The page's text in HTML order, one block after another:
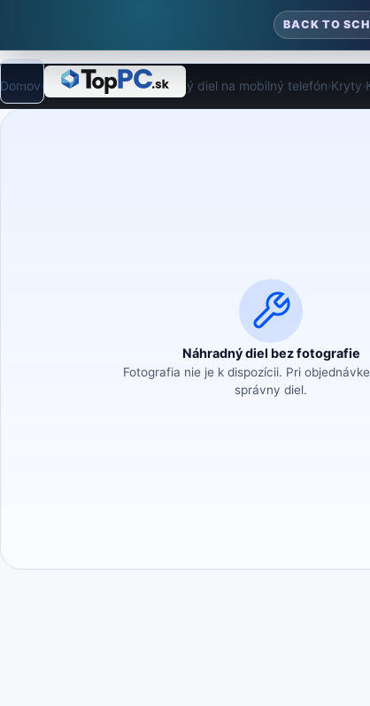
BACK TO
Režim
Domov› Náhradné diely ›Náhradný diel na mobilný telefón›Kryty›
Náhradný diel bez fotografie
Fotografia nie je k dispozícii. Pri
správny diel.